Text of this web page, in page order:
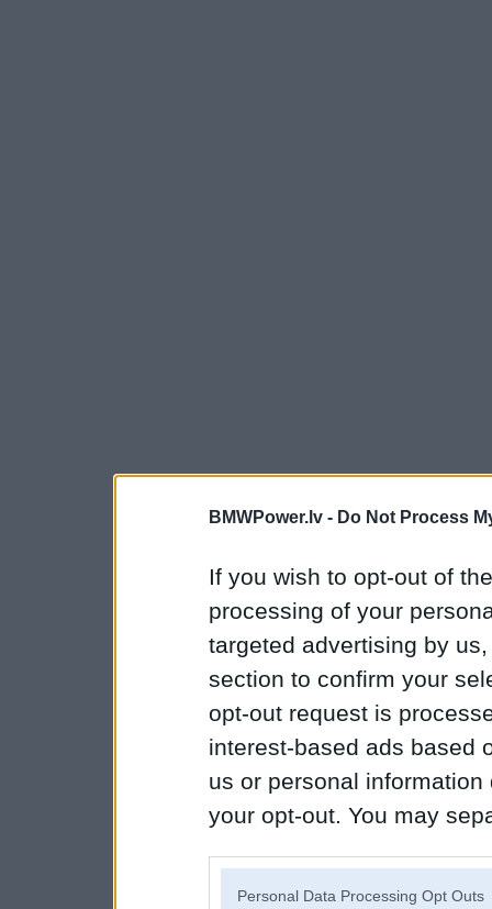
BMWPower.lv - Do Not Process
If you wish to opt-out of
processing of your
targeted advertising by
section to confirm your
opt-out request is
interest-based ads based
us or personal
your opt-out. You may
Personal Data Processing Opt Outs